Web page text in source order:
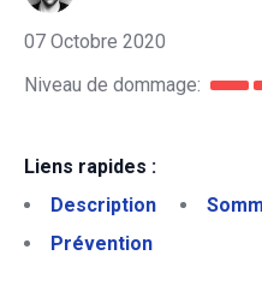
07 Octobre 2020
Niveau de dommage:
Liens rapides :
Description
Prévention